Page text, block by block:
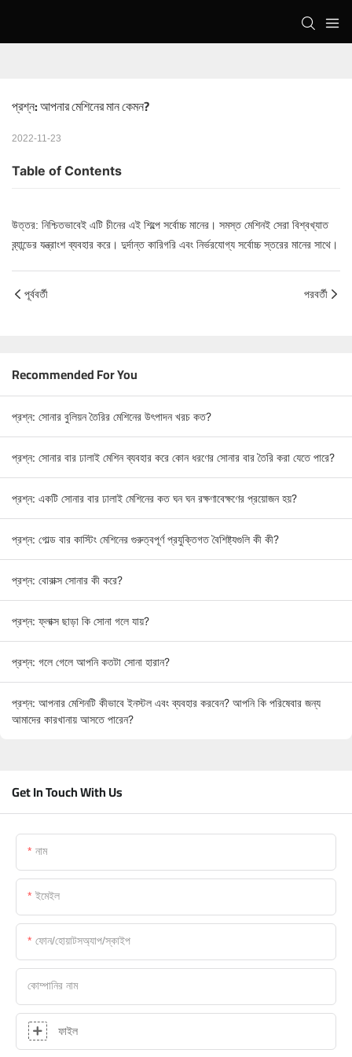
প্রশ্ন: আপনার মেশিনের মান কেমন?
2022-11-23
Table of Contents
উত্তর: নিশ্চিতভাবেই এটি চীনের এই শিল্পে সর্বোচ্চ মানের। সমস্ত মেশিনই সেরা বিশ্বখ্যাত
ব্র্যান্ডের যন্ত্রাংশ ব্যবহার করে। দুর্দান্ত কারিগরি এবং নির্ভরযোগ্য সর্বোচ্চ স্তরের মানের সাথে।
পূর্ববর্তী পরবর্তী
Recommended For You
প্রশ্ন: সোনার বুলিয়ন তৈরির মেশিনের উৎপাদন খরচ কত?
প্রশ্ন: সোনার বার ঢালাই মেশিন ব্যবহার করে কোন ধরণের সোনার বার তৈরি করা যেতে পারে?
প্রশ্ন: একটি সোনার বার ঢালাই মেশিনের কত ঘন ঘন রক্ষণাবেক্ষণের প্রয়োজন হয়?
প্রশ্ন: গোল্ড বার কাস্টিং মেশিনের গুরুত্বপূর্ণ প্রযুক্তিগত বৈশিষ্ট্যগুলি কী কী?
প্রশ্ন: বোরাক্স সোনার কী করে?
প্রশ্ন: ফ্লাক্স ছাড়া কি সোনা গলে যায়?
প্রশ্ন: গলে গেলে আপনি কতটা সোনা হারান?
প্রশ্ন: আপনার মেশিনটি কীভাবে ইনস্টল এবং ব্যবহার করবেন? আপনি কি পরিষেবার জন্য
আমাদের কারখানায় আসতে পারেন?
Get In Touch With Us
নাম
ইমেইল
ফোন/হোয়াটসঅ্যাপ/স্কাইপ
কোম্পানির নাম
ফাইল